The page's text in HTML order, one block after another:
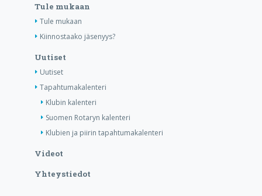
Tule mukaan
Tule mukaan
Kiinnostaako jäsenyys?
Uutiset
Uutiset
Tapahtumakalenteri
Klubin kalenteri
Suomen Rotaryn kalenteri
Klubien ja piirin tapahtumakalenteri
Videot
Yhteystiedot